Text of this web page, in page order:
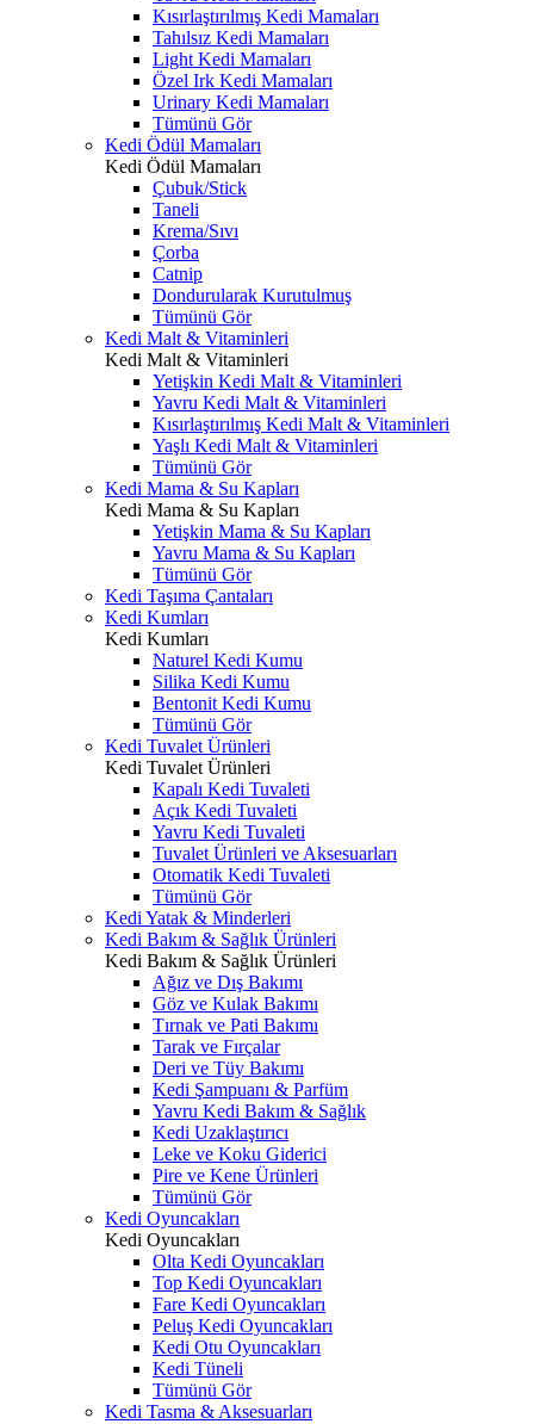
Kısırlaştırılmış Kedi Mamaları
Tahılsız Kedi Mamaları
Light Kedi Mamaları
Özel Irk Kedi Mamaları
Urinary Kedi Mamaları
Tümünü Gör
Kedi Ödül Mamaları
Kedi Ödül Mamaları
Çubuk/Stick
Taneli
Krema/Sıvı
Çorba
Catnip
Dondurularak Kurutulmuş
Tümünü Gör
Kedi Malt & Vitaminleri
Kedi Malt & Vitaminleri
Yetişkin Kedi Malt & Vitaminleri
Yavru Kedi Malt & Vitaminleri
Kısırlaştırılmış Kedi Malt & Vitaminleri
Yaşlı Kedi Malt & Vitaminleri
Tümünü Gör
Kedi Mama & Su Kapları
Kedi Mama & Su Kapları
Yetişkin Mama & Su Kapları
Yavru Mama & Su Kapları
Tümünü Gör
Kedi Taşıma Çantaları
Kedi Kumları
Kedi Kumları
Naturel Kedi Kumu
Silika Kedi Kumu
Bentonit Kedi Kumu
Tümünü Gör
Kedi Tuvalet Ürünleri
Kedi Tuvalet Ürünleri
Kapalı Kedi Tuvaleti
Açık Kedi Tuvaleti
Yavru Kedi Tuvaleti
Tuvalet Ürünleri ve Aksesuarları
Otomatik Kedi Tuvaleti
Tümünü Gör
Kedi Yatak & Minderleri
Kedi Bakım & Sağlık Ürünleri
Kedi Bakım & Sağlık Ürünleri
Ağız ve Dış Bakımı
Göz ve Kulak Bakımı
Tırnak ve Pati Bakımı
Tarak ve Fırçalar
Deri ve Tüy Bakımı
Kedi Şampuanı & Parfüm
Yavru Kedi Bakım & Sağlık
Kedi Uzaklaştırıcı
Leke ve Koku Giderici
Pire ve Kene Ürünleri
Tümünü Gör
Kedi Oyuncakları
Kedi Oyuncakları
Olta Kedi Oyuncakları
Top Kedi Oyuncakları
Fare Kedi Oyuncakları
Peluş Kedi Oyuncakları
Kedi Otu Oyuncakları
Kedi Tüneli
Tümünü Gör
Kedi Tasma & Aksesuarları